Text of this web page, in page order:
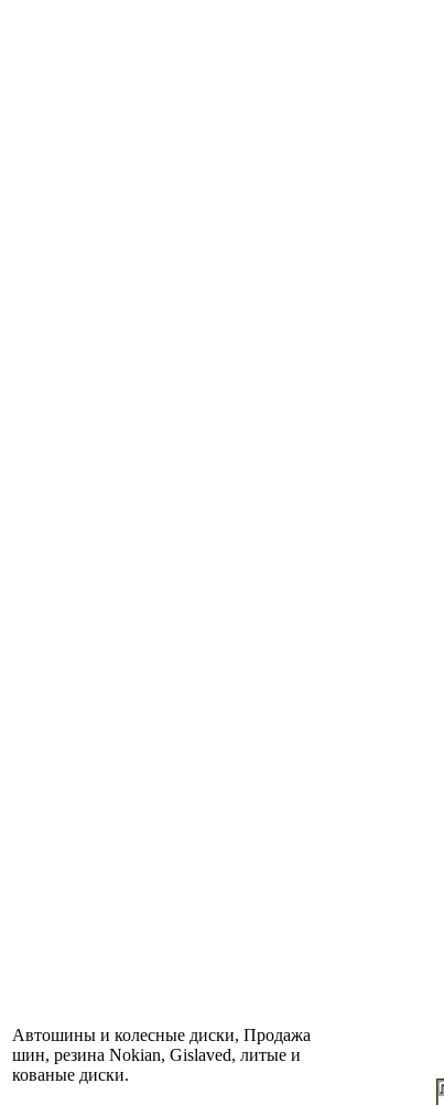
Автошины и колесные диски, Продажа
шин, резина Nokian, Gislaved, литые и
кованые диски.